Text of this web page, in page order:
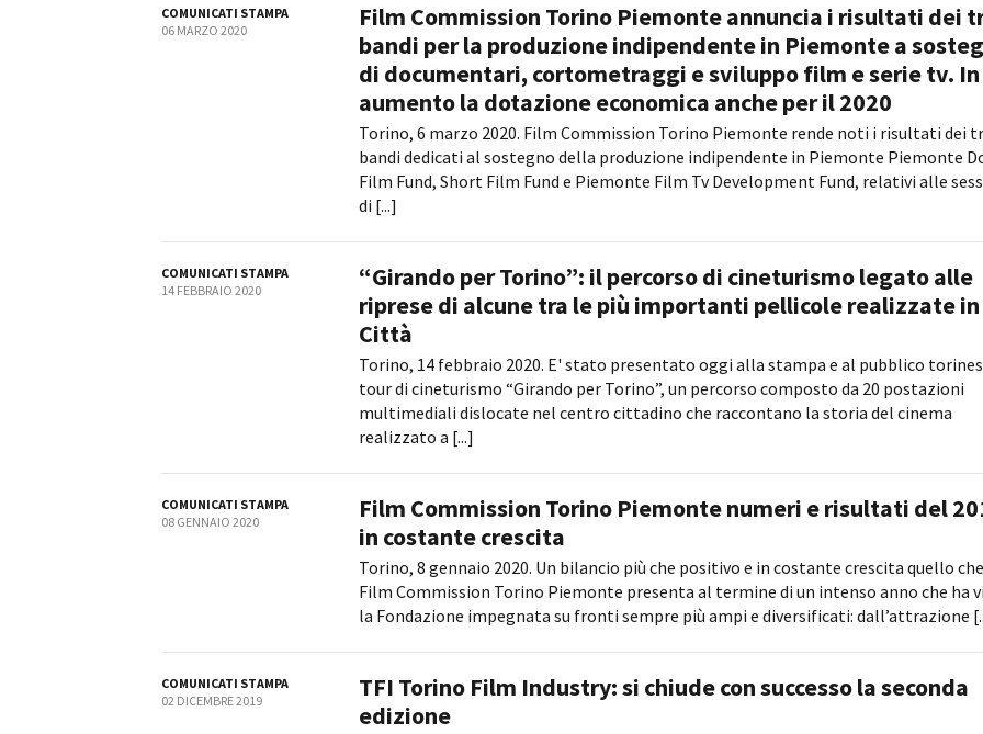
COMUNICATI STAMPA
06 MARZO 2020
Film Commission Torino Piemonte annuncia i risultati dei
bandi per la produzione indipendente in Piemonte a
di documentari, cortometraggi e sviluppo film e serie tv. In
aumento la dotazione economica anche per il 2020
Torino, 6 marzo 2020. Film Commission Torino Piemonte rende noti i risultati dei
bandi dedicati al sostegno della produzione indipendente in Piemonte Piemonte
Film Fund, Short Film Fund e Piemonte Film Tv Development Fund, relativi alle
di [...]
COMUNICATI STAMPA
14 FEBBRAIO 2020
“Girando per Torino”: il percorso di cineturismo legato alle
riprese di alcune tra le più importanti pellicole realizzate in
Città
Torino, 14 febbraio 2020. E' stato presentato oggi alla stampa e al pubblico
tour di cineturismo “Girando per Torino”, un percorso composto da 20 postazioni
multimediali dislocate nel centro cittadino che raccontano la storia del cinema
realizzato a [...]
COMUNICATI STAMPA
08 GENNAIO 2020
Film Commission Torino Piemonte numeri e risultati del
in costante crescita
Torino, 8 gennaio 2020. Un bilancio più che positivo e in costante crescita quello che
Film Commission Torino Piemonte presenta al termine di un intenso anno che ha
la Fondazione impegnata su fronti sempre più ampi e diversificati: dall’attrazione
COMUNICATI STAMPA
02 DICEMBRE 2019
TFI Torino Film Industry: si chiude con successo la seconda
edizione